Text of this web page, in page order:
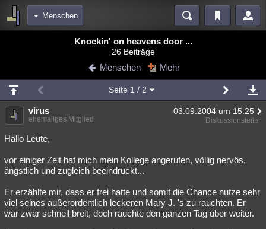
Menschen
Blogs
Chat Wiki Neuigkeiten
meine Rubriken
Menschen Mystery Kriminalfälle
Spiritualität
Natur Umfragen Unterhaltung
weitere Rubriken
Philosophie Träume Orte Esoterik Literatur
Astronomie Helpdesk Gruppen Gaming Filme
Knockin' on heavens door ...
26 Beiträge
Menschen Mehr
Seite 1 / 2
virus 03.09.2004 um 15:25
ehemaliges Mitglied Diskussionsleiter
Hallo Leute,
vor einiger Zeit hat mich mein Kollege angerufen, völlig nervös,
ängstlich und zugleich beeindruckt...
Er erzählte mir, dass er frei hatte und somit die Chance nutze sehr
viel seines außerordentlich leckeren Mary J. 's zu rauchten. Er
war zwar schnell breit, doch rauchte den ganzen Tag über weiter.